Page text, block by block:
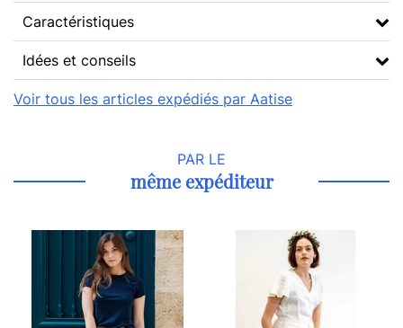
Caractéristiques
Idées et conseils
Voir tous les articles expédiés par Aatise
PAR LE
même expéditeur